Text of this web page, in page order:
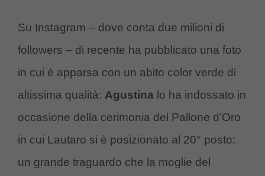
Su Instagram – dove conta due milioni di
followers – di recente ha pubblicato una foto
in cui è apparsa con un abito color verde di
altissima qualità: Agustina lo ha indossato in
occasione della cerimonia del Pallone d’Oro
in cui Lautaro si è posizionato al 20° posto:
un grande traguardo che la moglie del